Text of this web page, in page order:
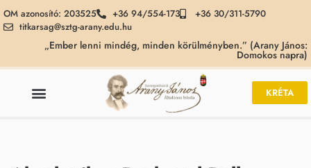
OM azonosító: 203525 +36 94/554-173
+36 30/311-5790
titkarsag@sztg-arany.edu.hu
„Ember lenni mindég, minden körülményben.” (Arany János:
Domokos napra)
KRÉTA